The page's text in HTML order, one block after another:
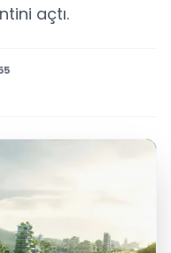
açtı.